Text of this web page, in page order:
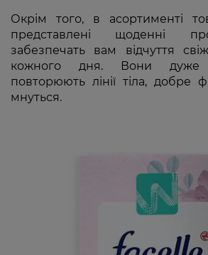
Окрім того, в асортименті
представлені щоденні
забезпечать вам відчуття
кожного дня. Вони дуже
повторюють лінії тіла, добре
мнуться.